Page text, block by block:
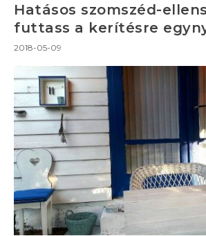
Hatásos szomszéd-
futtass a kerítésre
2018-05-09